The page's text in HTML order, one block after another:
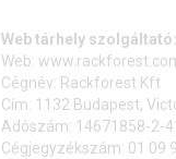
Web tárhely szolgáltató:
Web:
Cégnév: Rackforest Kft
Cím: 1132 Budapest,
Adószám: 14671858-2-
Cégjegyzékszám: 01 09